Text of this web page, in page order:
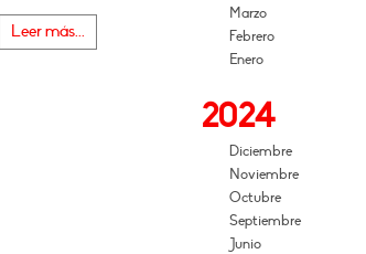
Leer más...
Marzo
Febrero
Enero
2024
Diciembre
Noviembre
Octubre
Septiembre
Junio